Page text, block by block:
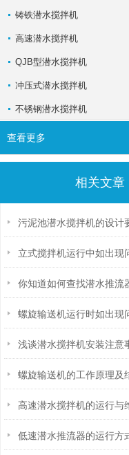
铸铁潜水搅拌机
高速潜水搅拌机
QJB型潜水搅拌机
冲压式潜水搅拌机
不锈钢潜水搅拌机
查看更多
相关文章
污泥池潜水搅拌机的设计
立式搅拌机运行中如出现
螺旋输送机运行时如出现
浅谈潜水搅拌机安装注意
螺旋输送机的工作原理及
高速潜水搅拌机的运行与